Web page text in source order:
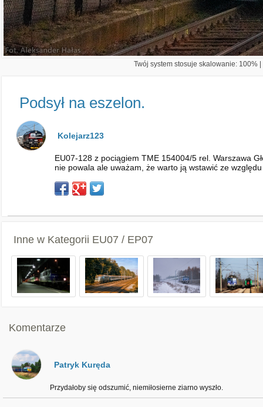
Twój system stosuje skalowanie: 100%
Podsył na eszelon.
Kolejarz123
EU07-128 z pociągiem TME 154004/5 rel. Warszawa
nie powala ale uważam, że warto ją wstawić ze względu
Inne w Kategorii EU07 / EP07
Komentarze
Patryk Kuręda
Przydałoby się odszumić, niemiłosierne ziarno wyszło.